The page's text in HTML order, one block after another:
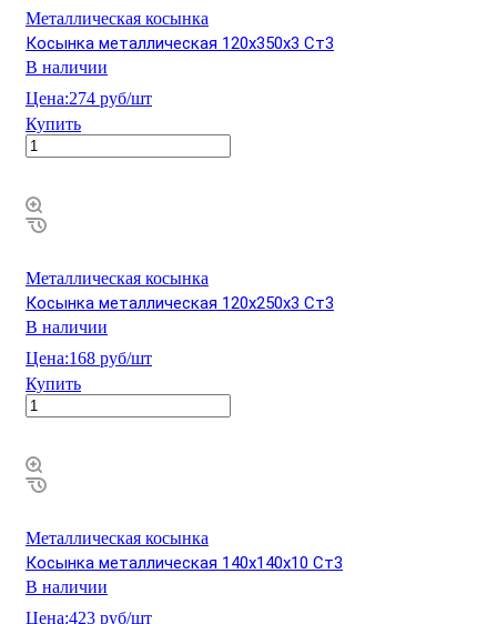
Металлическая косынка
Косынка металлическая 120х350х3 Ст3
В наличии
Цена:274 руб/шт
Купить
Металлическая косынка
Косынка металлическая 120х250х3 Ст3
В наличии
Цена:168 руб/шт
Купить
Металлическая косынка
Косынка металлическая 140х140х10 Ст3
В наличии
Цена:423 руб/шт